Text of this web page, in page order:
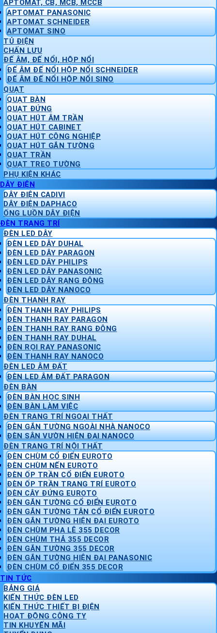
APTOMAT, CB, MCB, MCCB
APTOMAT PANASONIC
APTOMAT SCHNEIDER
APTOMAT SINO
TỦ ĐIỆN
CHẤN LƯU
ĐẾ ÂM, ĐẾ NỔI, HỘP NỔI
ĐẾ ÂM ĐẾ NỔI HỘP NỔI SCHNEIDER
ĐẾ ÂM ĐẾ NỔI HỘP NỔI SINO
QUẠT
QUẠT BÀN
QUẠT ĐỨNG
QUẠT HÚT ÂM TRẦN
QUẠT HÚT CABINET
QUẠT HÚT CÔNG NGHIỆP
QUẠT HÚT GẮN TƯỜNG
QUẠT TRẦN
QUẠT TREO TƯỜNG
PHỤ KIỆN KHÁC
DÂY ĐIỆN
DÂY ĐIỆN CADIVI
DÂY ĐIỆN DAPHACO
ỐNG LUỒN DÂY ĐIỆN
ĐÈN TRANG TRÍ
ĐÈN LED DÂY
ĐÈN LED DÂY DUHAL
ĐÈN LED DÂY PARAGON
ĐÈN LED DÂY PHILIPS
ĐÈN LED DÂY PANASONIC
ĐÈN LED DÂY RẠNG ĐÔNG
ĐÈN LED DÂY NANOCO
ĐÈN THANH RAY
ĐÈN THANH RAY PHILIPS
ĐÈN THANH RAY PARAGON
ĐÈN THANH RAY RẠNG ĐÔNG
ĐÈN THANH RAY DUHAL
ĐÈN RỌI RAY PANASONIC
ĐÈN THANH RAY NANOCO
ĐÈN LED ÂM ĐẤT
ĐÈN LED ÂM ĐẤT PARAGON
ĐÈN BÀN
ĐÈN BÀN HỌC SINH
ĐÈN BÀN LÀM VIỆC
ĐÈN TRANG TRÍ NGOẠI THẤT
ĐÈN GẮN TƯỜNG NGOÀI NHÀ NANOCO
ĐÈN SÂN VƯỜN HIỆN ĐẠI NANOCO
ĐÈN TRANG TRÍ NỘI THẤT
ĐÈN CHÙM CỔ ĐIỂN EUROTO
ĐÈN CHÙM NẾN EUROTO
ĐÈN ỐP TRẦN CỔ ĐIỂN EUROTO
ĐÈN ỐP TRẦN TRANG TRÍ EUROTO
ĐÈN CÂY ĐỨNG EUROTO
ĐÈN GẮN TƯỜNG CỔ ĐIỂN EUROTO
ĐÈN GẮN TƯỜNG TÂN CỔ ĐIỂN EUROTO
ĐÈN GẮN TƯỜNG HIỆN ĐẠI EUROTO
ĐÈN CHÙM PHA LÊ 355 DECOR
ĐÈN CHÙM THẢ 355 DECOR
ĐÈN GẮN TƯỜNG 355 DECOR
ĐÈN GẮN TƯỜNG HIỆN ĐẠI PANASONIC
ĐÈN CHÙM CỔ ĐIỂN 355 DECOR
TIN TỨC
BẢNG GIÁ
KIẾN THỨC ĐÈN LED
KIẾN THỨC THIẾT BỊ ĐIỆN
HOẠT ĐỘNG CÔNG TY
TIN KHUYẾN MÃI